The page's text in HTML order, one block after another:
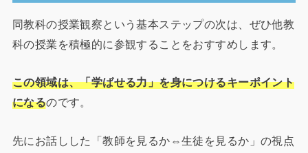
同教科の授業観察という基本ステップの次は、ぜひ他教
科の授業を積極的に参観することをおすすめします。
この領域は、「学ばせる力」を身につけるキーポイント
になるのです。
先にお話しした「教師を見るか⇔生徒を見るか」の視点